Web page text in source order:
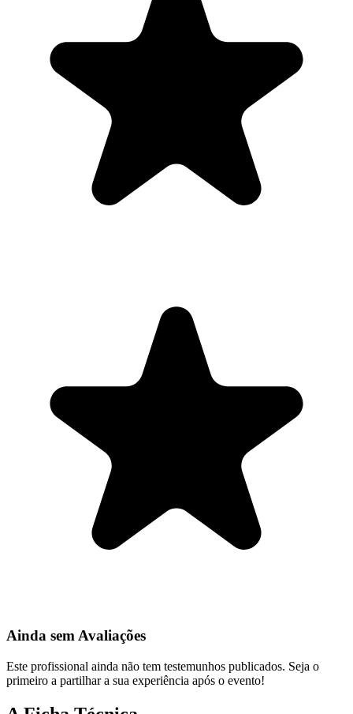
Ainda sem Avaliações
Este profissional ainda não tem testemunhos publicados. Seja o
primeiro a partilhar a sua experiência após o evento!